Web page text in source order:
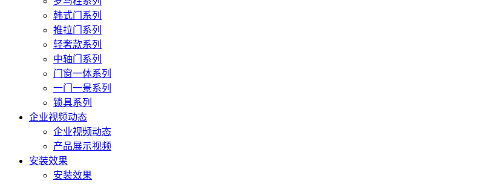
韩式门系列
推拉门系列
轻奢款系列
中轴门系列
门窗一体系列
一门一景系列
锁具系列
企业视频动态
企业视频动态
产品展示视频
安装效果
安装效果